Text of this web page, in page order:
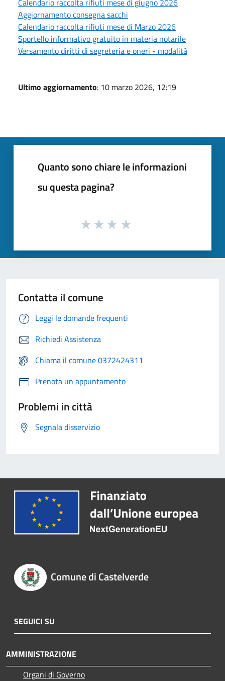
Aggiornamento consegna sacchi
Calendario raccolta rifiuti mese di Marzo 2026
Sportello informativo gratuito in materia notarile
Versamento diritti di segreteria e oneri - modalità
Ultimo aggiornamento: 10 marzo 2026, 12:19
Quanto sono chiare le informazioni
su questa pagina?
Contatta il comune
Leggi le domande frequenti
Richiedi Assistenza
Chiama il comune 0372424311
Prenota un appuntamento
Problemi in città
Segnala disservizio
Comune di Castelverde
SEGUICI SU
AMMINISTRAZIONE
Organi di Governo